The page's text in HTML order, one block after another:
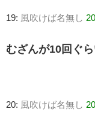
19: 風吹けば名無し
むざんが10回ぐ
20: 風吹けば名無し